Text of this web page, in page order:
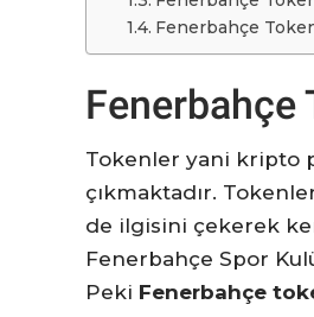
Fenerbahçe Token
Fenerbahçe
Tokenler yani kripto
çıkmaktadır.
de ilgisini çekerek
Fenerbahçe Spor
Peki Fenerbahçe